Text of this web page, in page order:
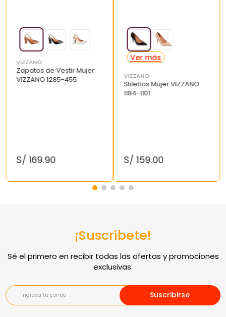
VIZZANO
Zapatos de Vestir Mujer
VIZZANO 1285-455
S/ 169.90
VIZZANO
Stilettos Mujer VIZZANO
1184-1101
S/ 159.00
¡Suscríbete!
Suscribirse